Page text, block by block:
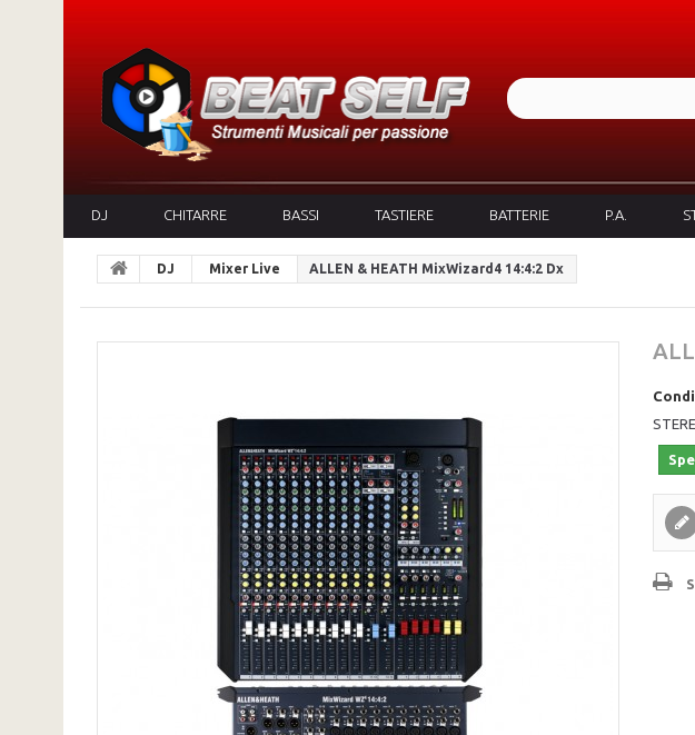
DJ CHITARRE BASSI TASTIERE BATTERIE P.A.
DJ Mixer Live ALLEN & HEATH MixWizard4 14:4:2 Dx